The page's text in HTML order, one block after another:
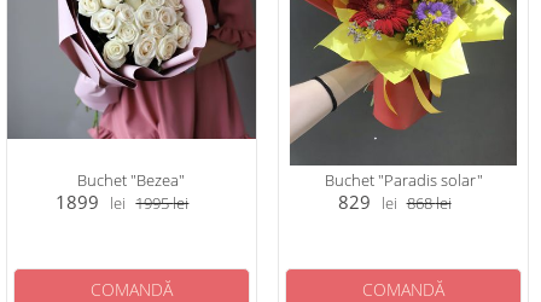
Buchet "Bezea"
1899 lei 1995lei
COMANDĂ
Buchet "Paradis solar"
829 lei 868lei
COMANDĂ